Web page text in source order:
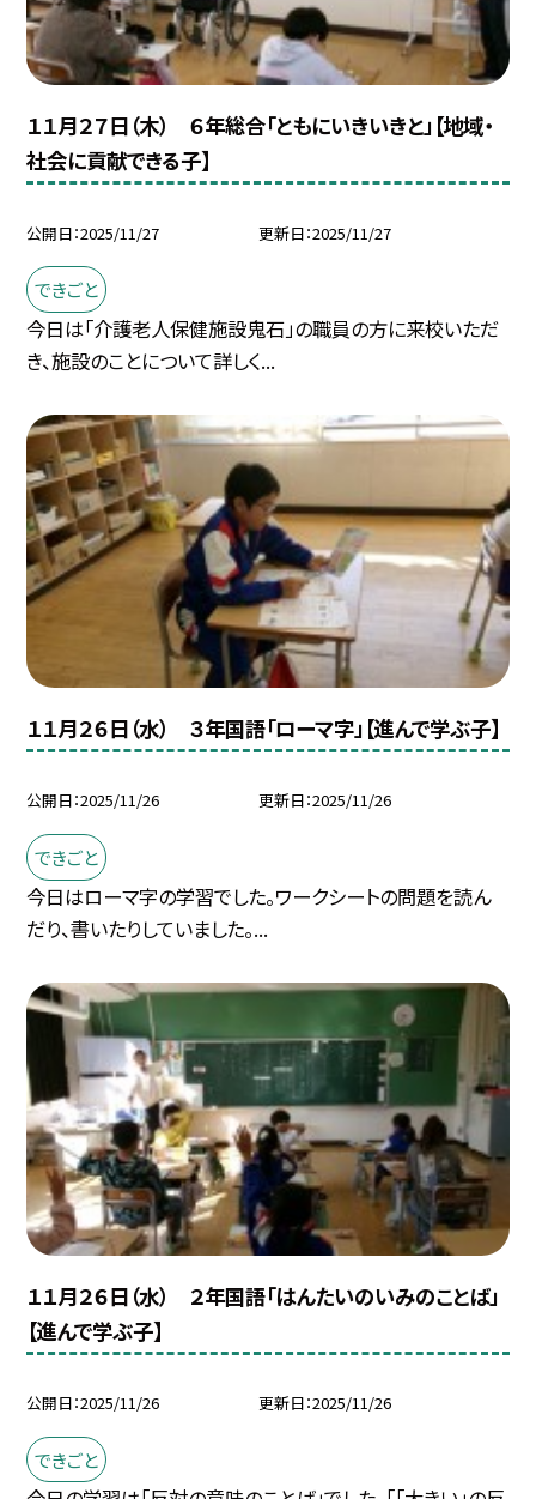
１１月２７日（木） ６年総合「ともにいきいきと」【地域・
社会に貢献できる子】
公開日 2025/11/27 更新日 2025/11/27
できごと
今日は「介護老人保健施設鬼石」の職員の方に来校いただ
き、施設のことについて詳しく...
１１月２６日（水） ３年国語「ローマ字」【進んで学ぶ子】
公開日 2025/11/26 更新日 2025/11/26
できごと
今日はローマ字の学習でした。ワークシートの問題を読ん
だり、書いたりしていました。...
１１月２６日（水） ２年国語「はんたいのいみのことば」
【進んで学ぶ子】
公開日 2025/11/26 更新日 2025/11/26
できごと